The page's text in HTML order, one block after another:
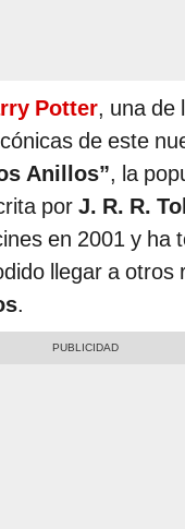
Potter, una de
de este
Anillos”, la
por J. R. R.
en 2001 y ha
llegar a otros
.